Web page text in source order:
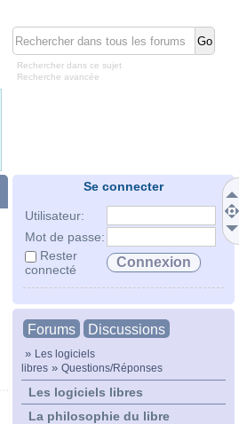
Rechercher dans ce sujet
Recherche avancée
Se connecter
Utilisateur:
Mot de passe:
Rester
connecté
Forums Discussions
» Les logiciels
libres » Questions/Réponses
Les logiciels libres
La philosophie du libre